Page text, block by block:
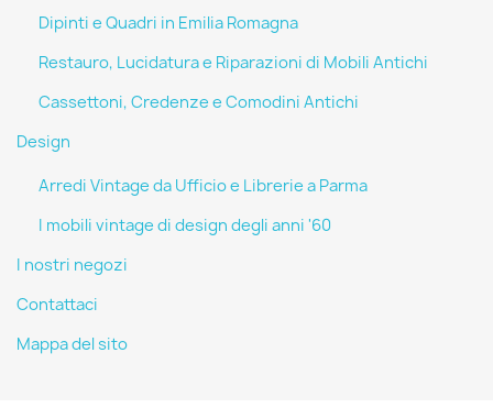
Dipinti e Quadri in Emilia Romagna
Restauro, Lucidatura e Riparazioni di Mobili Antichi
Cassettoni, Credenze e Comodini Antichi
Design
Arredi Vintage da Ufficio e Librerie a Parma
I mobili vintage di design degli anni '60
I nostri negozi
Contattaci
Mappa del sito